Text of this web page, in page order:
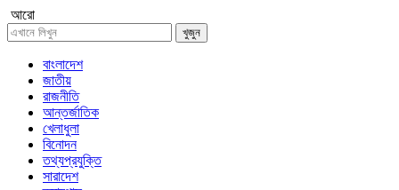
আরো
খুজুন
বাংলাদেশ
জাতীয়
রাজনীতি
আন্তর্জাতিক
খেলাধুলা
বিনোদন
তথ্যপ্রযুক্তি
সারাদেশ